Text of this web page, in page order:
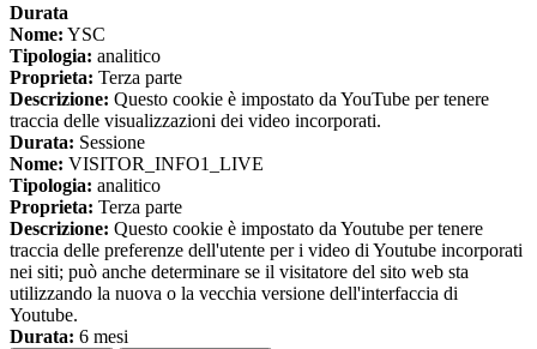
Durata
Nome: YSC
Tipologia: analitico
Proprieta: Terza parte
Descrizione: Questo cookie è impostato da YouTube per tenere
traccia delle visualizzazioni dei video incorporati.
Durata: Sessione
Nome: VISITOR_INFO1_LIVE
Tipologia: analitico
Proprieta: Terza parte
Descrizione: Questo cookie è impostato da Youtube per tenere
traccia delle preferenze dell'utente per i video di Youtube incorporati
nei siti; può anche determinare se il visitatore del sito web sta
utilizzando la nuova o la vecchia versione dell'interfaccia di
Youtube.
Durata: 6 mesi